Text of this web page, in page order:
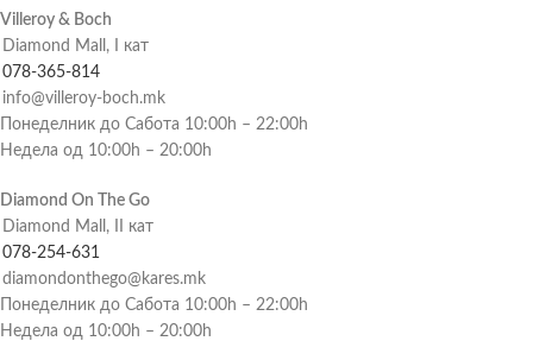
Villeroy & Boch
Diamond Mall, I кат
078-365-814
info@villeroy-boch.mk
Понеделник до Сабота 10:00h – 22:00h
Недела од 10:00h – 20:00h
Diamond On The Go
Diamond Mall, II кат
078-254-631
diamondonthego@kares.mk
Понеделник до Сабота 10:00h – 22:00h
Недела од 10:00h – 20:00h